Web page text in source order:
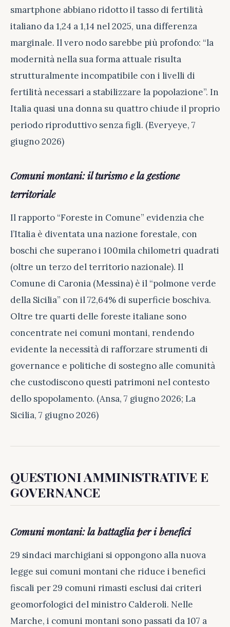
smartphone abbiano ridotto il tasso di fertilità
italiano da 1,24 a 1,14 nel 2025, una differenza
marginale. Il vero nodo sarebbe più profondo: “la
modernità nella sua forma attuale risulta
strutturalmente incompatibile con i livelli di
fertilità necessari a stabilizzare la popolazione”. In
Italia quasi una donna su quattro chiude il proprio
periodo riproduttivo senza figli. (Everyeye, 7
giugno 2026)
Comuni montani: il turismo e la gestione
territoriale
Il rapporto “Foreste in Comune” evidenzia che
l’Italia è diventata una nazione forestale, con
boschi che superano i 100mila chilometri quadrati
(oltre un terzo del territorio nazionale). Il
Comune di Caronia (Messina) è il “polmone verde
della Sicilia” con il 72,64% di superficie boschiva.
Oltre tre quarti delle foreste italiane sono
concentrate nei comuni montani, rendendo
evidente la necessità di rafforzare strumenti di
governance e politiche di sostegno alle comunità
che custodiscono questi patrimoni nel contesto
dello spopolamento. (Ansa, 7 giugno 2026; La
Sicilia, 7 giugno 2026)
QUESTIONI AMMINISTRATIVE E
GOVERNANCE
Comuni montani: la battaglia per i benefici
29 sindaci marchigiani si oppongono alla nuova
legge sui comuni montani che riduce i benefici
fiscali per 29 comuni rimasti esclusi dai criteri
geomorfologici del ministro Calderoli. Nelle
Marche, i comuni montani sono passati da 107 a